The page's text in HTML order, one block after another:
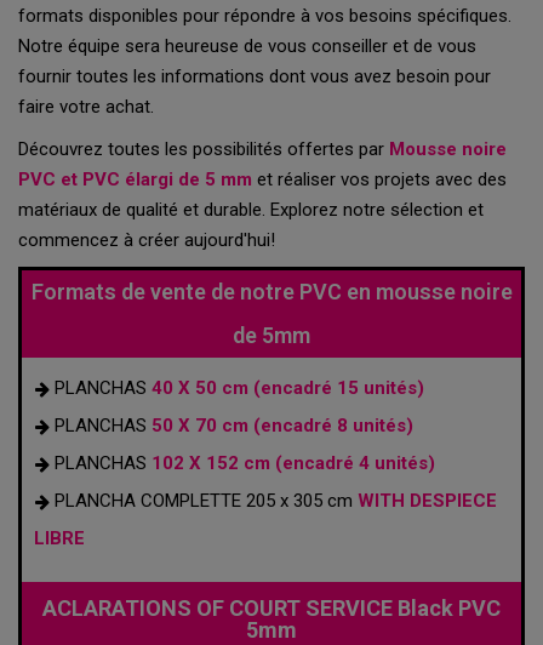
formats disponibles pour répondre à vos besoins spécifiques.
Notre équipe sera heureuse de vous conseiller et de vous
fournir toutes les informations dont vous avez besoin pour
faire votre achat.
Découvrez toutes les possibilités offertes par Mousse noire
PVC et PVC élargi de 5 mm et réaliser vos projets avec des
matériaux de qualité et durable. Explorez notre sélection et
commencez à créer aujourd'hui!
Formats de vente de notre PVC en mousse noire
de 5mm
PLANCHAS 40 X 50 cm (encadré 15 unités)
PLANCHAS 50 X 70 cm (encadré 8 unités)
PLANCHAS 102 X 152 cm (encadré 4 unités)
PLANCHA COMPLETTE 205 x 305 cm WITH DESPIECE
LIBRE
ACLARATIONS OF COURT SERVICE Black PVC
5mm